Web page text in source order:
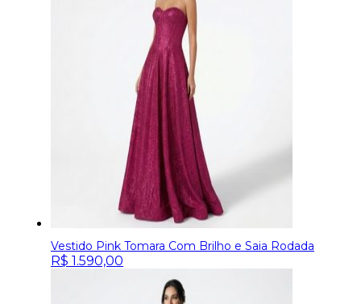
Vestido Pink Tomara Com Brilho e Saia Rodada
R$ 1.590,00